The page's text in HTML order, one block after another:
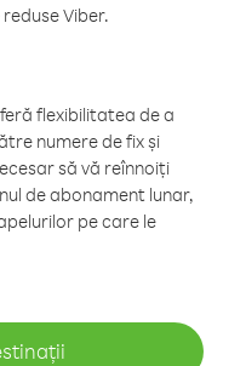
Viber.
flexibilitatea de a
numere de fix și
să vă reînnoiți
de abonament lunar,
pe care le